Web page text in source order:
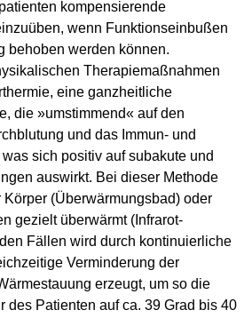
kompensierende
wenn Funktionseinbußen
behoben werden können.
Therapiemaßnahmen
eine ganzheitliche
die »umstimmend« auf den
und das Immun- und
sich positiv auf subakute und
auswirkt. Bei dieser Methode
(Überwärmungsbad) oder
gezielt überwärmt (Infrarot-
Fällen wird durch kontinuierliche
Verminderung der
erzeugt, um so die
des Patienten auf ca. 39 Grad bis 40